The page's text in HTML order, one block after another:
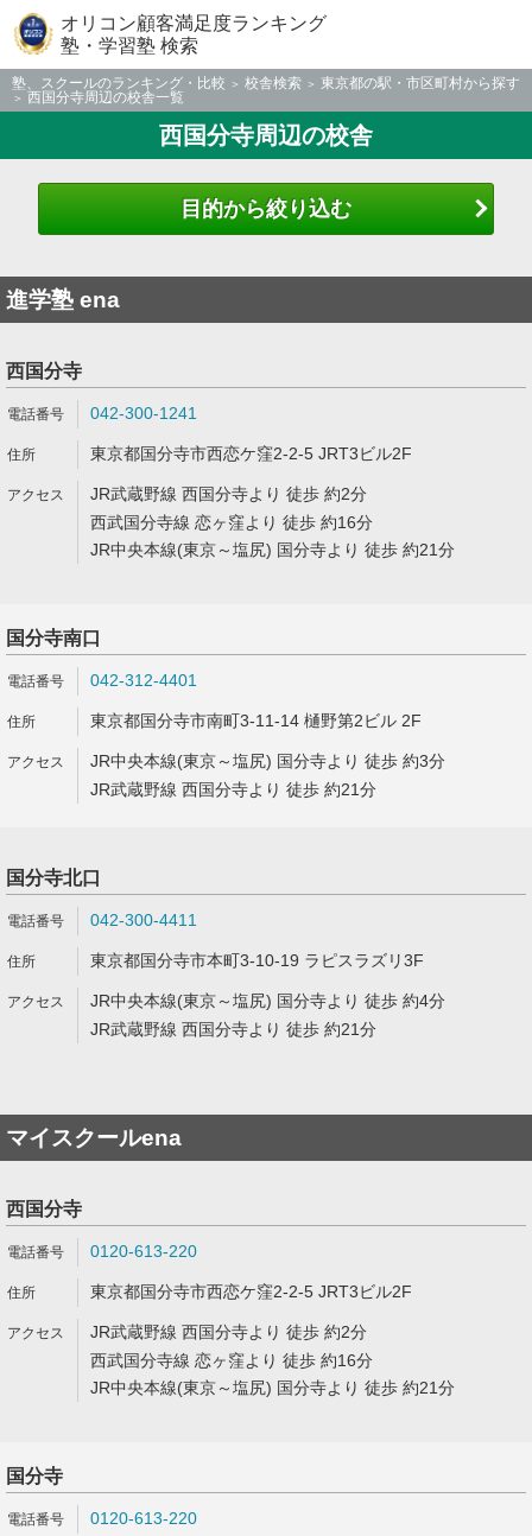
オリコン顧客満足度ランキング
塾・学習塾 検索
塾、スクールのランキング・比較 校舎検索
東京都の駅・市区町村から探す
西国分寺周辺の校舎一覧
西国分寺周辺の校舎
目的から絞り込む
進学塾 ena
西国分寺
042-300-1241
東京都国分寺市西恋ケ窪2-2-5 JRT3ビル2F
JR武蔵野線 西国分寺より 徒歩 約2分
西武国分寺線 恋ヶ窪より 徒歩 約16分
JR中央本線(東京～塩尻) 国分寺より 徒歩 約21分
国分寺南口
042-312-4401
東京都国分寺市南町3-11-14 樋野第2ビル 2F
JR中央本線(東京～塩尻) 国分寺より 徒歩 約3分
JR武蔵野線 西国分寺より 徒歩 約21分
国分寺北口
042-300-4411
東京都国分寺市本町3-10-19 ラピスラズリ3F
JR中央本線(東京～塩尻) 国分寺より 徒歩 約4分
JR武蔵野線 西国分寺より 徒歩 約21分
マイスクールena
西国分寺
0120-613-220
東京都国分寺市西恋ケ窪2-2-5 JRT3ビル2F
JR武蔵野線 西国分寺より 徒歩 約2分
西武国分寺線 恋ヶ窪より 徒歩 約16分
JR中央本線(東京～塩尻) 国分寺より 徒歩 約21分
国分寺
0120-613-220